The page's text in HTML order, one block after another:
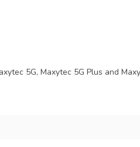
5G, Maxytec 5G Plus and